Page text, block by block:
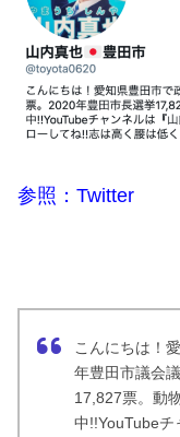
参照：Twitter
こんにちは！
年豊田市議会
17,827票。動
中!!YouTubeチ